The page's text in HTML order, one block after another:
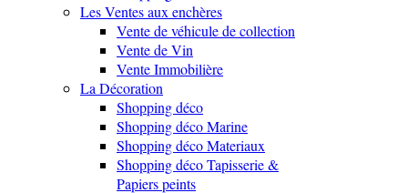
Les Ventes aux enchères
Vente de véhicule de collection
Vente de Vin
Vente Immobilière
La Décoration
Shopping déco
Shopping déco Marine
Shopping déco Materiaux
Shopping déco Tapisserie &
Papiers peints